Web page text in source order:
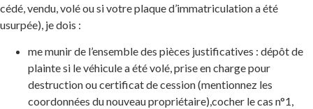
cédé, vendu, volé ou si votre plaque d’immatriculation a été
usurpée), je dois :
me munir de l’ensemble des pièces justificatives : dépôt de
plainte si le véhicule a été volé, prise en charge pour
destruction ou certificat de cession (mentionnez les
coordonnées du nouveau propriétaire),cocher le cas n°1,